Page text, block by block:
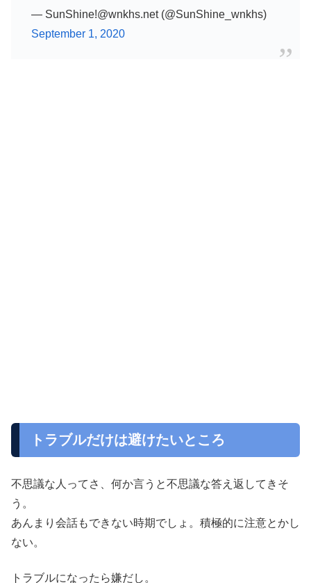
— SunShine!@wnkhs.net (@SunShine_wnkhs)
September 1, 2020
トラブルだけは避けたいところ
不思議な人ってさ、何か言うと不思議な答え返してきそ
う。
あんまり会話もできない時期でしょ。積極的に注意とかし
ない。
トラブルになったら嫌だし。